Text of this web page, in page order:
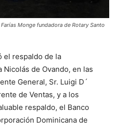
Monge fundadora de Rotary Santo
el respaldo de la
de Ovando, en las
General, Sr. Luigi D´
de Ventas, y a los
respaldo, el Banco
Dominicana de